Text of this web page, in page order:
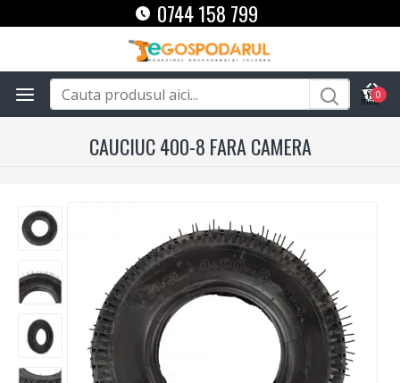
0744 158 799
0
CAUCIUC 400-8 FARA CAMERA